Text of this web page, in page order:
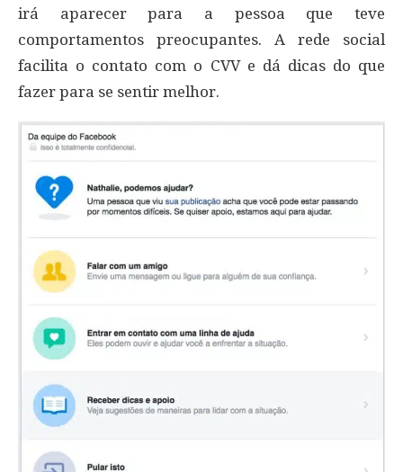
irá aparecer para a pessoa que teve
comportamentos preocupantes. A rede social
facilita o contato com o CVV e dá dicas do que
fazer para se sentir melhor.